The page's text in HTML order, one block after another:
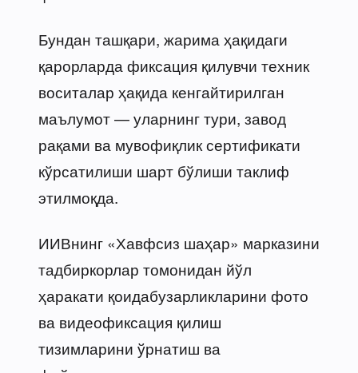
Бундан ташқари, жарима ҳақидаги
қарорларда фиксация қилувчи техник
воситалар ҳақида кенгайтирилган
маълумот — уларнинг тури, завод
рақами ва мувофиқлик сертификати
кўрсатилиши шарт бўлиши таклиф
этилмоқда.
ИИВнинг «Хавфсиз шаҳар» марказини
тадбиркорлар томонидан йўл
ҳаракати қоидабузарликларини фото
ва видеофиксация қилиш
тизимларини ўрнатиш ва